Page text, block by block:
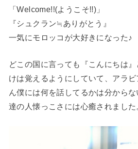
「Welcome!!(ようこそ!!)」
『シュクラン≒ありがとう』
一気にモロッコが大好きになった♪
どこの国に言っても『こんにちは
けは覚えるようにしていて、アラ
ん僕には何を話してるかは分から
達の人懐っこさには心癒されました